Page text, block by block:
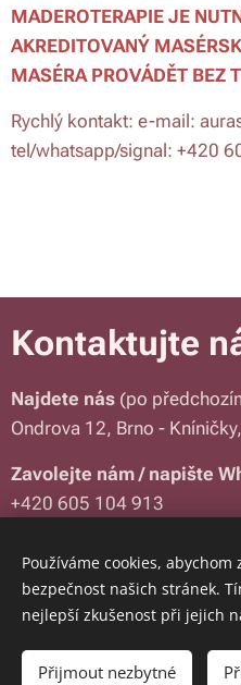
MADEROTERAPIE JE
AKREDITOVANÝ
MASÉRA PROVÁDĚT BEZ
Rychlý kontakt: e-mail:
tel/whatsapp/signal: +420
Kontaktujte
Najdete nás (po
Ondrova 12, Brno -
Zavolejte nám / napište
+420 605 104 913
Obrázky
Používáme cookies,
bezpečnost našich stránek.
nejlepší zkušenost při jejich
Přijmout nezbytné